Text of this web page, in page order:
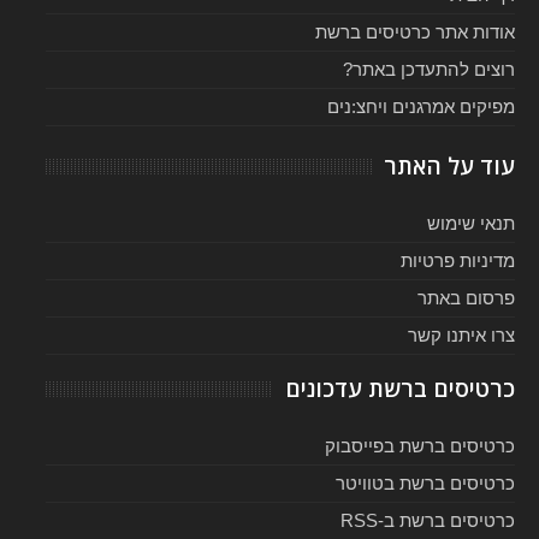
אודות אתר כרטיסים ברשת
רוצים להתעדכן באתר?
מפיקים אמרגנים ויחצ:נים
עוד על האתר
תנאי שימוש
מדיניות פרטיות
פרסום באתר
צרו איתנו קשר
כרטיסים ברשת עדכונים
כרטיסים ברשת בפייסבוק
כרטיסים ברשת בטוויטר
כרטיסים ברשת ב-RSS